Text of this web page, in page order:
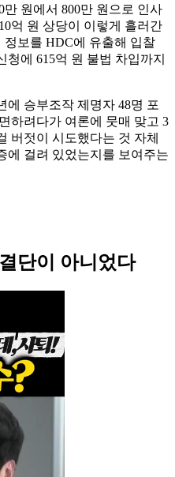
원에서 800만 원으로 인사
억 원 상당이 이렇게 흘러간
보를 HDC에 유출해 입찰
에 615억 원 불법 차입까지
에 승부조작 제명자 48명 포
하려다가 여론에 뭇매 맞고 3
버젓이 시도했다는 것 자체
에 걸려 있었는지를 보여주는
단이 아니었다